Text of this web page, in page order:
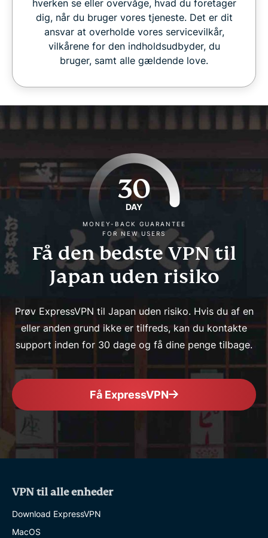
hverken se eller overvåge, hvad du foretager
dig, når du bruger vores tjeneste. Det er dit
ansvar at overholde vores servicevilkår,
vilkårene for den indholdsudbyder, du
bruger, samt alle gældende love.
30
DAY
MONEY-BACK GUARANTEE
FOR NEW USERS
Få den bedste VPN til
Japan uden risiko
Prøv ExpressVPN til Japan uden risiko. Hvis du af en
eller anden grund ikke er tilfreds, kan du kontakte
support inden for 30 dage og få dine penge tilbage.
Få ExpressVPN
VPN til alle enheder
Download ExpressVPN
MacOS